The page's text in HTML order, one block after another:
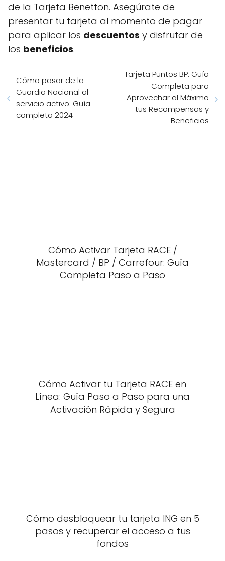
de la Tarjeta Benetton. Asegúrate de
presentar tu tarjeta al momento de pagar
para aplicar los descuentos y disfrutar de
los beneficios.
Cómo pasar de la
Guardia Nacional al
servicio activo: Guía
completa 2024
Tarjeta Puntos BP: Guía
Completa para
Aprovechar al Máximo
tus Recompensas y
Beneficios
Cómo Activar Tarjeta RACE /
Mastercard / BP / Carrefour: Guía
Completa Paso a Paso
Cómo Activar tu Tarjeta RACE en
Línea: Guía Paso a Paso para una
Activación Rápida y Segura
Cómo desbloquear tu tarjeta ING en 5
pasos y recuperar el acceso a tus
fondos